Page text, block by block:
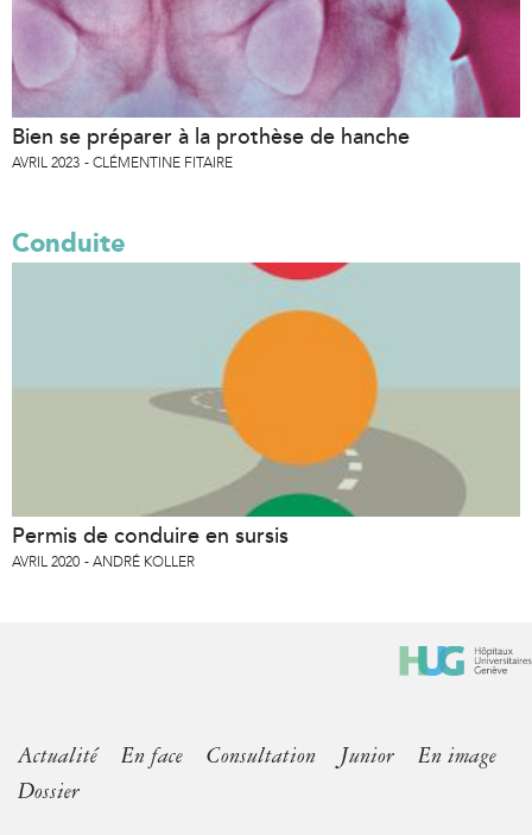
Bien se préparer à la prothèse de hanche
AVRIL 2023 CLÉMENTINE FITAIRE
Conduite
Permis de conduire en sursis
AVRIL 2020 ANDRÉ KOLLER
Actualité En face Consultation Junior
En image
Dossier